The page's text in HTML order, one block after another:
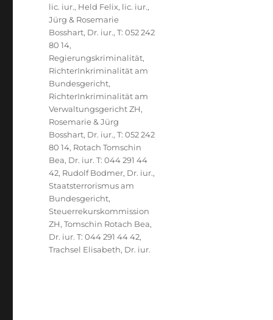
lic. iur., Held Felix, lic. iur.,
Jürg & Rosemarie
Bosshart, Dr. iur., T: 052 242
80 14,
Regierungskriminalität,
RichterInkriminalität am
Bundesgericht,
RichterInkriminalität am
Verwaltungsgericht ZH,
Rosemarie & Jürg
Bosshart, Dr. iur., T: 052 242
80 14, Rotach Tomschin
Bea, Dr. iur. T: 044 291 44
42, Rudolf Bodmer, Dr. iur.,
Staatsterrorismus am
Bundesgericht,
Steuerrekurskommission
ZH,Tomschin Rotach Bea,
Dr. iur. T: 044 291 44 42,
Trachsel Elisabeth, Dr. iur.